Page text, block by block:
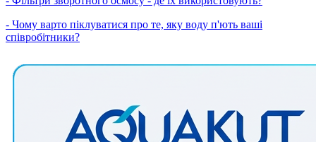
- Чому варто піклуватися про те, яку воду п'ють ваші
співробітники?